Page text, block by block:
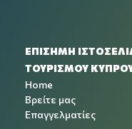
ΕΠΙΣΗΜΗ
ΤΟΥΡΙΣΜΟΥ
Home
Βρείτε μας
Επαγγελματίες